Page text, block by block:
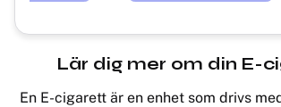
Lär dig mer om din E-
En E-cigarett är en enhet som drivs